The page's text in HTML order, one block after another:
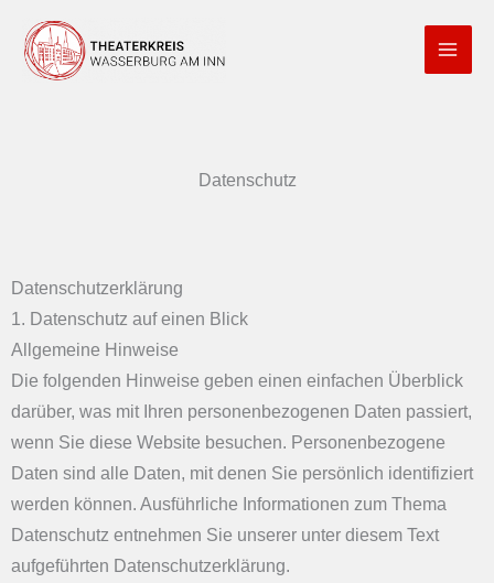
Inhalt
springen
Datenschutz
Datenschutz­erklärung
1. Datenschutz auf einen Blick
Allgemeine Hinweise
Die folgenden Hinweise geben einen einfachen Überblick
darüber, was mit Ihren personenbezogenen Daten passiert,
wenn Sie diese Website besuchen. Personenbezogene
Daten sind alle Daten, mit denen Sie persönlich identifiziert
werden können. Ausführliche Informationen zum Thema
Datenschutz entnehmen Sie unserer unter diesem Text
aufgeführten Datenschutzerklärung.